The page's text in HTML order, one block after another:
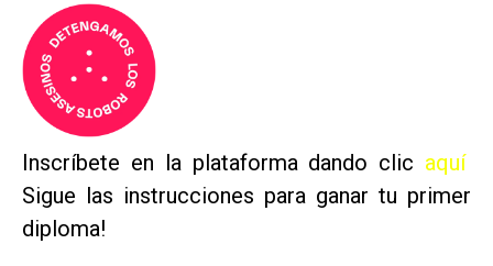
Inscríbete en la plataforma dando clic aquí
Sigue las instrucciones para ganar tu primer
diploma!